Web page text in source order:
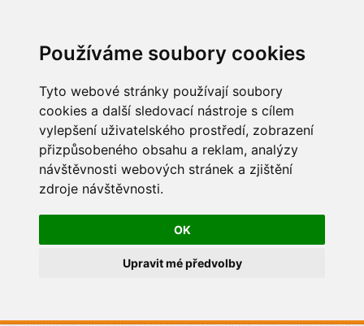
Používáme soubory cookies
Tyto webové stránky používají soubory
cookies a další sledovací nástroje s cílem
vylepšení uživatelského prostředí, zobrazení
přizpůsobeného obsahu a reklam, analýzy
návštěvnosti webových stránek a zjištění
zdroje návštěvnosti.
OK
Upravit mé předvolby